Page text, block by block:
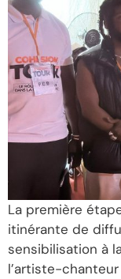
La première
itinérante de
sensibilisation à
l’artiste-